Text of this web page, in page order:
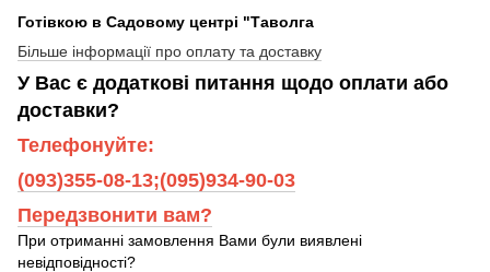
Готівкою в Садовому центрі "Таволга
Більше інформації про оплату та доставку
У Вас є додаткові питання щодо оплати або
доставки?
Телефонуйте:
(093)355-08-13;(095)934-90-03
Передзвонити вам?
При отриманні замовлення Вами були виявлені
невідповідності?